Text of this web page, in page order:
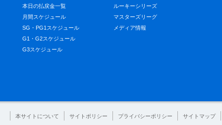
本日の払戻金一覧
月間スケジュール
SG・PG1スケジュール
G1・G2スケジュール
G3スケジュール
ルーキーシリーズ
マスターズリーグ
メディア情報
本サイトについて サイトポリシー プライバシーポリシー サイトマップ